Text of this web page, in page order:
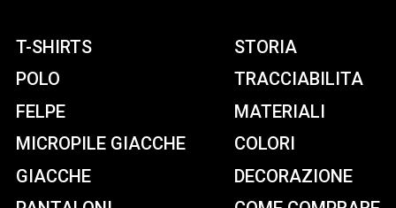
T-SHIRTS
POLO
FELPE
MICROPILE GIACCHE
GIACCHE
STORIA
TRACCIABILITA
MATERIALI
COLORI
DECORAZIONE